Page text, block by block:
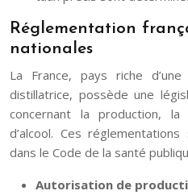
Réglementation
nationales
La France, pays riche
distillatrice, possède une
concernant la production,
d’alcool. Ces
dans le Code de la santé
Autorisation de